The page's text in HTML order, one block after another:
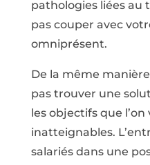
pathologies liées au
pas couper avec
omniprésent.
De la même
pas trouver une
les objectifs que l’on
inatteignables.
salariés dans une